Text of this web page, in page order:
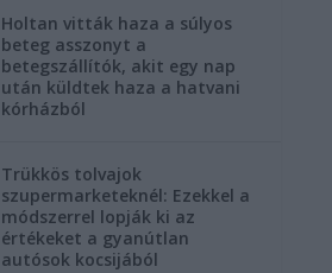
Holtan vitták haza a súlyos
beteg asszonyt a
betegszállítók, akit egy nap
után küldtek haza a hatvani
kórházból
Trükkös tolvajok
szupermarketeknél: Ezekkel a
módszerrel lopják ki az
értékeket a gyanútlan
autósok kocsijából